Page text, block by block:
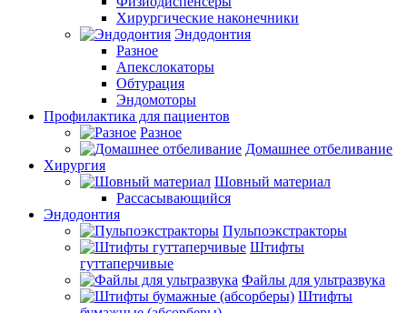
Хирургические наконечники
Эндодонтия
Разное
Апекслокаторы
Обтурация
Эндомоторы
Профилактика для пациентов
Разное
Домашнее отбеливание
Хирургия
Шовный материал
Рассасывающийся
Эндодонтия
Пульпоэкстракторы
Штифты
гуттаперчивые
Файлы для ультразвука
Штифты